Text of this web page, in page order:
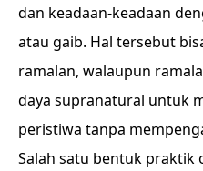
dan keadaan-keadaan
atau gaib. Hal tersebut
ramalan, walaupun
daya supranatural untuk
peristiwa tanpa
Salah satu bentuk praktik